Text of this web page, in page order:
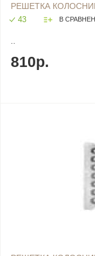
РЕШЕТКА
43 В
..
810р.